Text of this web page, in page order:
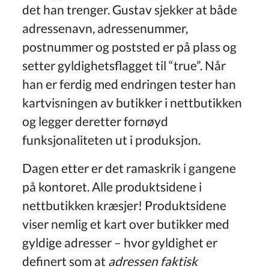
det han trenger. Gustav sjekker at både
adressenavn, adressenummer,
postnummer og poststed er på plass og
setter gyldighetsflagget til “true”. Når
han er ferdig med endringen tester han
kartvisningen av butikker i nettbutikken
og legger deretter fornøyd
funksjonaliteten ut i produksjon.
Dagen etter er det ramaskrik i gangene
på kontoret. Alle produktsidene i
nettbutikken kræsjer! Produktsidene
viser nemlig et kart over butikker med
gyldige adresser – hvor gyldighet er
definert som at adressen faktisk